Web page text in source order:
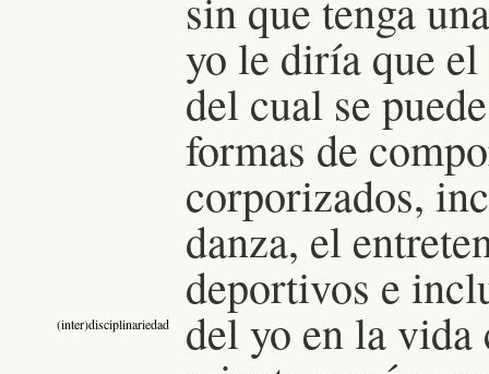
yo le diría que el
del cual se
formas de
corporizados,
danza, el
deportivos e
del yo en la vida
(inter)disciplinariedad